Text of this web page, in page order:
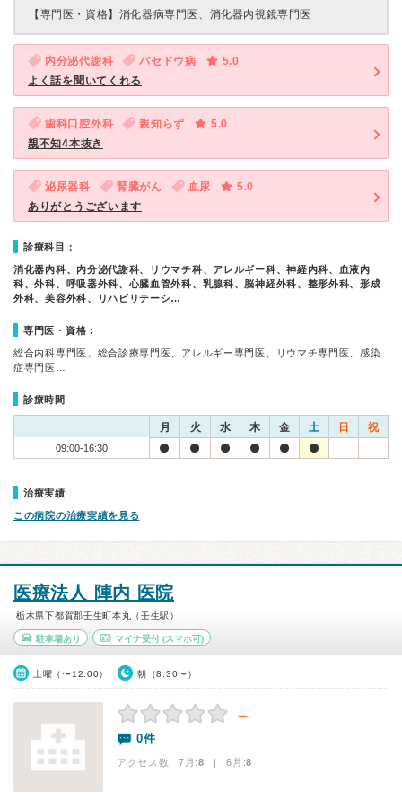
【専門医・資格】 消化器病専門医、消化器内視鏡専門医
内分泌代謝科 バセドウ病
5.0
よく話を聞いてくれる
歯科口腔外科 親知らず
5.0
親不知4本抜き
泌尿器科 腎臓がん 血尿
5.0
ありがとうございます
診療科目：
消化器内科、内分泌代謝科、リウマチ科、アレルギー科、神経内科、血液内
科、外科、呼吸器外科、心臓血管外科、乳腺科、脳神経外科、整形外科、形成
外科、美容外科、リハビリテーシ…
専門医・資格：
総合内科専門医、総合診療専門医、アレルギー専門医、リウマチ専門医、感染
症専門医…
診療時間
月 火 水 木 金 土 日 祝
09:00-16:30
治療実績
この病院の治療実績を見る
医療法人 陣内 医院
栃木県下都賀郡壬生町本丸（壬生駅）
駐車場あり マイナ受付(スマホ可)
土曜（〜12:00） 朝（8:30〜）
－
0件
アクセス数 7月:8 | 6月:8